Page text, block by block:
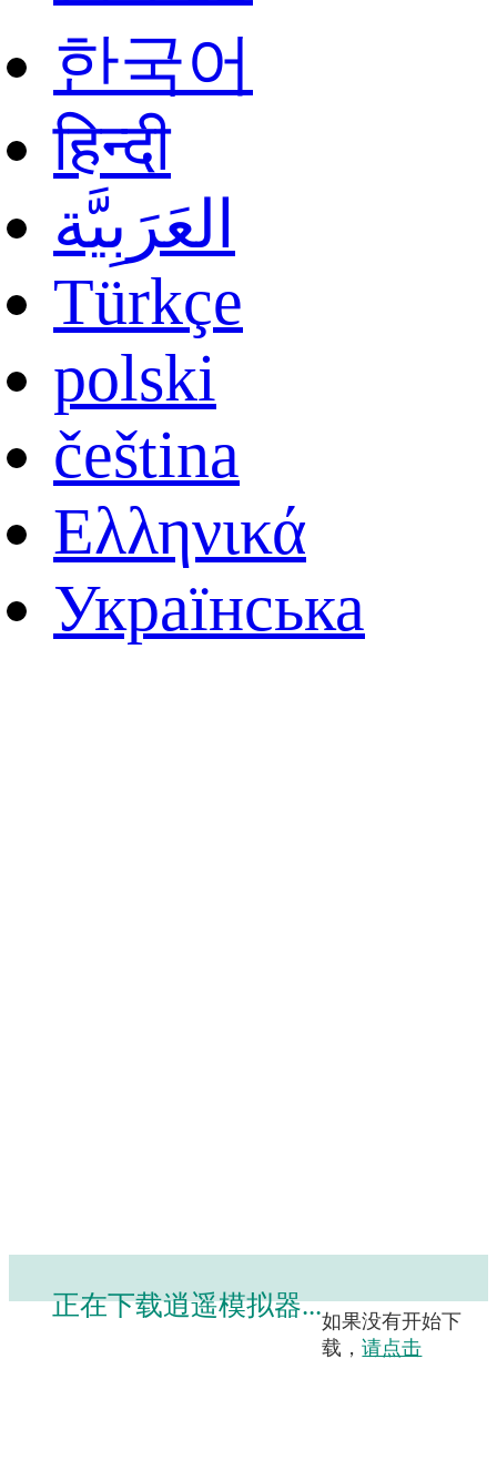
한국어
हिन्दी
العَرَبِيَّة
Türkçe
polski
čeština
Ελληνικά
Українська
正在下载逍遥模拟器...
如果没有开始下
载，请点击